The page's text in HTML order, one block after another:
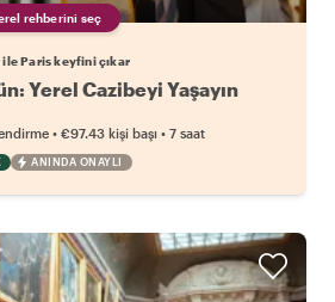
rehberini seç
Paris keyfini çıkar
Yerel Cazibeyi Yaşayın
• €97.43 kişi başı • 7 saat
ANINDA ONAYLI